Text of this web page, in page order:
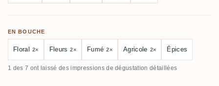
EN BOUCHE
Floral 2× Fleurs 2× Fumé 2× Agricole 2× Épices
1 des 7 ont laissé des impressions de dégustation détaillées